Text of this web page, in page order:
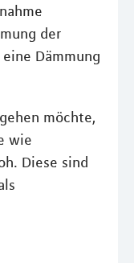
der
Dämmung
möchte,
wie
Diese sind